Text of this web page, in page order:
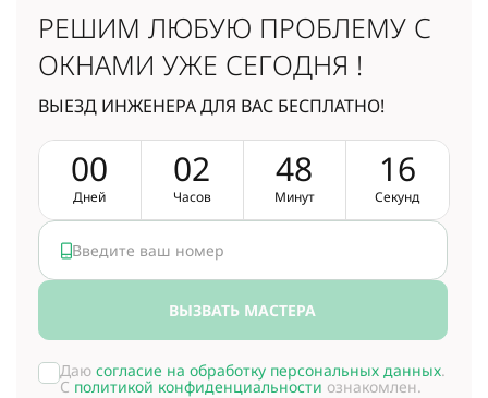
РЕШИМ ЛЮБУЮ ПРОБЛЕМУ С
ОКНАМИ УЖЕ СЕГОДНЯ !
ВЫЕЗД ИНЖЕНЕРА ДЛЯ ВАС БЕСПЛАТНО!
00
Дней
02
Часов
48
Минут
15
Секунд
ВЫЗВАТЬ МАСТЕРА
Даю согласие на обработку персональных данных.
С политикой конфиденциальности ознакомлен.